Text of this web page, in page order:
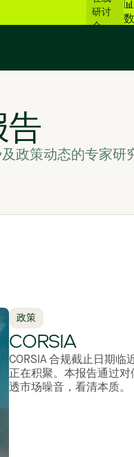
研讨
会
政策动态的专家研
政策
CORSIA
CORSIA 合规截止日期
正在积聚。本报告通过
透市场噪音，看清本质。